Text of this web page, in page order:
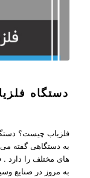
دستگاه
فلزیاب چیست؟
به دستگاهی گفته
به مروز در صنایع